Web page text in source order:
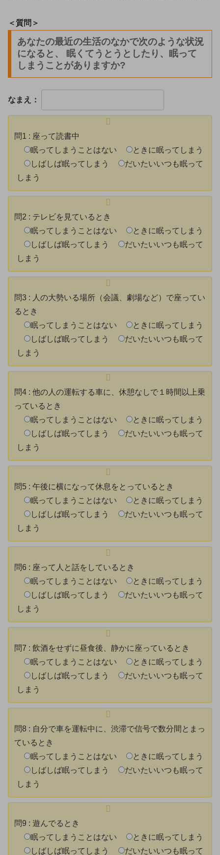
＜質問＞
あなたの最近の生活のなかで次のような状況
になると、 眠くてうとうとしたり、眠って
しまうことがありますか?
なまえ：
問1 : 座って読書中
眠ってしまうことはない
ときに眠ってしまう
しばしば眠ってしまう
だいたいいつも眠って
しまう
問2 : テレビを見ているとき
眠ってしまうことはない
ときに眠ってしまう
しばしば眠ってしまう
だいたいいつも眠って
しまう
問3 : 人の大勢いる場所（会議、劇場など）で座ってい
るとき
眠ってしまうことはない
ときに眠ってしまう
しばしば眠ってしまう
だいたいいつも眠って
しまう
問4 : 他の人の運転する車に、休憩なしで１時間以上乗
っているとき
眠ってしまうことはない
ときに眠ってしまう
しばしば眠ってしまう
だいたいいつも眠って
しまう
問5 : 午後に横になって休息をとっているとき
眠ってしまうことはない
ときに眠ってしまう
しばしば眠ってしまう
だいたいいつも眠って
しまう
問6 : 座って人と話をしているとき
眠ってしまうことはない
ときに眠ってしまう
しばしば眠ってしまう
だいたいいつも眠って
しまう
問7 : 飲酒をせずに昼食後、静かに座っているとき
眠ってしまうことはない
ときに眠ってしまう
しばしば眠ってしまう
だいたいいつも眠って
しまう
問8 : 自分で車を運転中に、渋滞で信号で数分間とまっ
ているとき
眠ってしまうことはない
ときに眠ってしまう
しばしば眠ってしまう
だいたいいつも眠って
しまう
問9 : 遊んでるとき
眠ってしまうことはない
ときに眠ってしまう
しばしば眠ってしまう
だいたいいつも眠って